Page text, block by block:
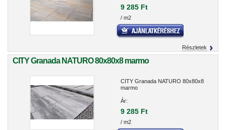
9 285 Ft
/ m2
Részletek
CITY Granada NATURO 80x80x8 marmo
CITY Granada NATURO 80x80x8
marmo
Ár:
9 285 Ft
/ m2